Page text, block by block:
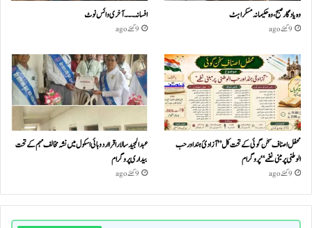
وہ یادگار صبح، وہ حکیمانہ مسکراہٹ
9 گھنٹے ago
افسانہ۔۔۔آخری وائس نوٹ
9 گھنٹے ago
محفل اصناف سخن گوئی کے تحت کل ”آزادئ ہند اور حب
الوطنی پر مبنی نغمے“پروگرام
9 گھنٹے ago
عبدالمجید سالار اقرا اردو ہائی اسکول میں نشہ مخالف مہم کے تحت
بیداری پروگرام
9 گھنٹے ago